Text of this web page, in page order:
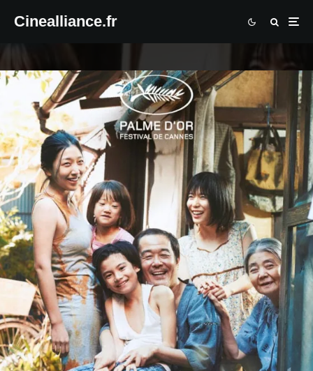
Cinealliance.fr